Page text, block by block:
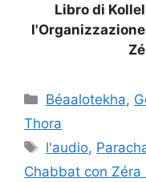
Libro di
Béaalotekha,
Thora
l'audio,
Chabbat con Zéra